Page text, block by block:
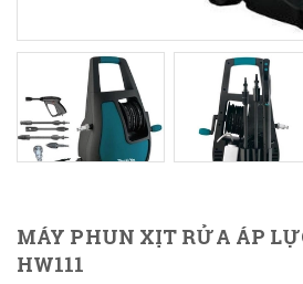
MÁY PHUN XỊT RỬA ÁP
HW111